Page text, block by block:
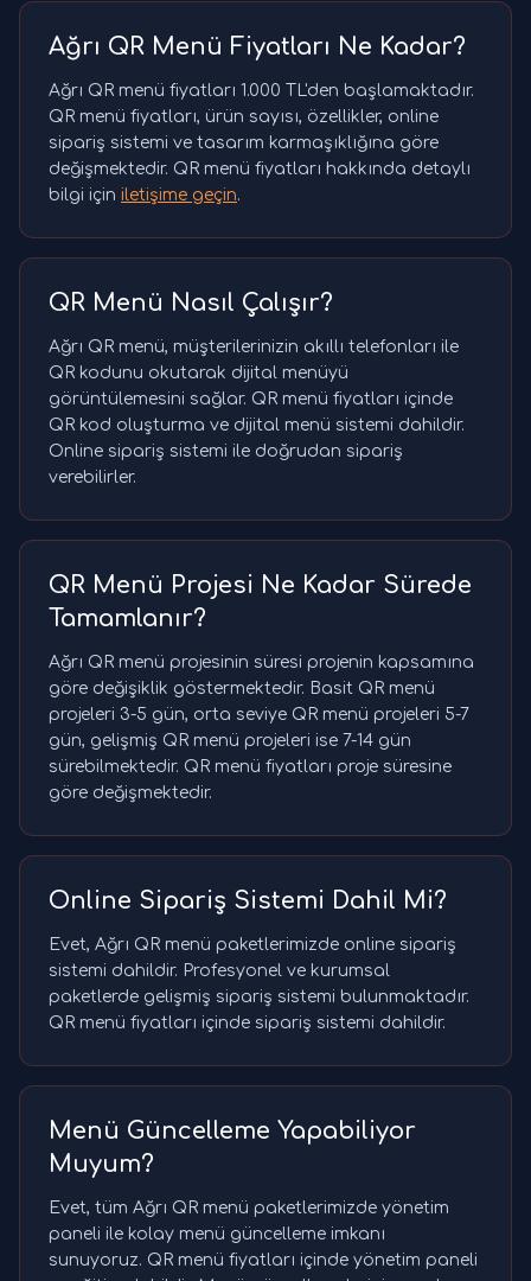
Ağrı QR Menü Fiyatları Ne Kadar?
Ağrı QR menü fiyatları 1.000 TL'den başlamaktadır.
QR menü fiyatları, ürün sayısı, özellikler, online
sipariş sistemi ve tasarım karmaşıklığına göre
değişmektedir. QR menü fiyatları hakkında detaylı
bilgi için iletişime geçin.
QR Menü Nasıl Çalışır?
Ağrı QR menü, müşterilerinizin akıllı telefonları ile
QR kodunu okutarak dijital menüyü
görüntülemesini sağlar. QR menü fiyatları içinde
QR kod oluşturma ve dijital menü sistemi dahildir.
Online sipariş sistemi ile doğrudan sipariş
verebilirler.
QR Menü Projesi Ne Kadar Sürede
Tamamlanır?
Ağrı QR menü projesinin süresi projenin kapsamına
göre değişiklik göstermektedir. Basit QR menü
projeleri 3-5 gün, orta seviye QR menü projeleri 5-7
gün, gelişmiş QR menü projeleri ise 7-14 gün
sürebilmektedir. QR menü fiyatları proje süresine
göre değişmektedir.
Online Sipariş Sistemi Dahil Mi?
Evet, Ağrı QR menü paketlerimizde online sipariş
sistemi dahildir. Profesyonel ve kurumsal
paketlerde gelişmiş sipariş sistemi bulunmaktadır.
QR menü fiyatları içinde sipariş sistemi dahildir.
Menü Güncelleme Yapabiliyor
Muyum?
Evet, tüm Ağrı QR menü paketlerimizde yönetim
paneli ile kolay menü güncelleme imkanı
sunuyoruz. QR menü fiyatları içinde yönetim paneli